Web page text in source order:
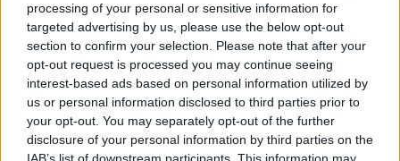
processing of your personal or sensitive information for
targeted advertising by us, please use the below opt-out
section to confirm your selection. Please note that after your
opt-out request is processed you may continue seeing
interest-based ads based on personal information utilized by
us or personal information disclosed to third parties prior to
your opt-out. You may separately opt-out of the further
disclosure of your personal information by third parties on the